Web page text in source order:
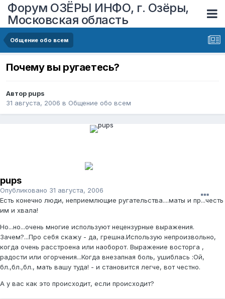
Форум ОЗЁРЫ ИНФО, г. Озёры,
Московская область
Общение обо всем
Почему вы ругаетесь?
Автор pups
31 августа, 2006 в Общение обо всем
pups
Опубликовано 31 августа, 2006
Есть конечно люди, неприемлющие ругательства....маты и пр...честь
им и хвала!
Но...но...очень многие используют нецензурные выражения.
Зачем?...Про себя скажу - да, грешна.Использую непроизвольно,
когда очень расстроена или наоборот. Выражение восторга ,
радости или огорчения...Когда внезапная боль, ушиблась :Ой,
бл.,бл.,бл., мать вашу туда! - и становится легче, вот честно.
А у вас как это происходит, если происходит?